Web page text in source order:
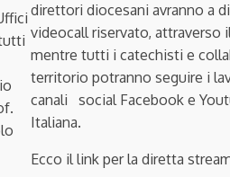
direttori diocesani avranno a
videocall riservato,
mentre tutti i catechisti e
territorio potranno seguire i
canali social Facebook e
Italiana.
Ecco il link per la diretta